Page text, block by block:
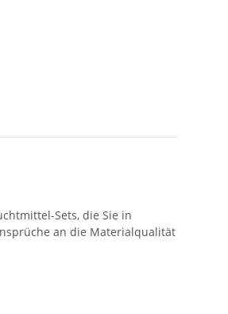
Sets, die Sie in
an die Materialqualität